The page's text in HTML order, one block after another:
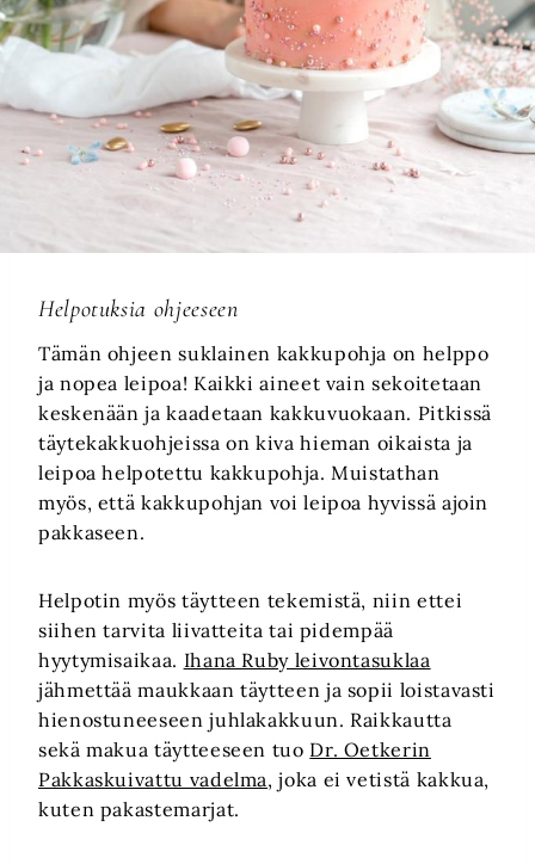
Helpotuksia ohjeeseen
Tämän ohjeen suklainen kakkupohja on helppo
ja nopea leipoa! Kaikki aineet vain sekoitetaan
keskenään ja kaadetaan kakkuvuokaan. Pitkissä
täytekakkuohjeissa on kiva hieman oikaista ja
leipoa helpotettu kakkupohja. Muistathan
myös, että kakkupohjan voi leipoa hyvissä ajoin
pakkaseen.
Helpotin myös täytteen tekemistä, niin ettei
siihen tarvita liivatteita tai pidempää
hyytymisaikaa. Ihana Ruby leivontasuklaa
jähmettää maukkaan täytteen ja sopii loistavasti
hienostuneeseen juhlakakkuun. Raikkautta
sekä makua täytteeseen tuo Dr. Oetkerin
Pakkaskuivattu vadelma, joka ei vetistä kakkua,
kuten pakastemarjat.